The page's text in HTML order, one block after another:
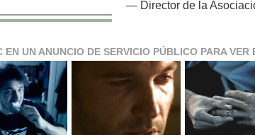
— Director de la
EN UN ANUNCIO DE SERVICIO PÚBLICO PARA VER